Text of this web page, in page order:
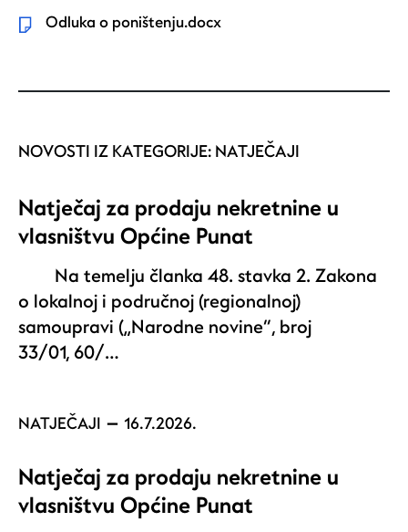
Odluka o poništenju.docx
NOVOSTI IZ KATEGORIJE: NATJEČAJI
Natječaj za prodaju nekretnine u
vlasništvu Općine Punat
Na temelju članka 48. stavka 2. Zakona
o lokalnoj i područnoj (regionalnoj)
samoupravi („Narodne novine“, broj
33/01, 60/…
NATJEČAJI 16.7.2026.
Natječaj za prodaju nekretnine u
vlasništvu Općine Punat